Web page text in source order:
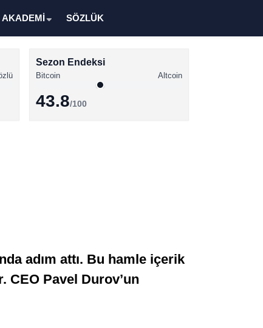
Memecoin Haberleri
AKADEMİ SÖZLÜK
Sezon Endeksi
Bitcoin Altcoin
43.8/100
adım attı. Bu hamle içerik
CEO Pavel Durov’un